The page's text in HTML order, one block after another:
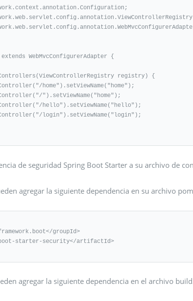
WebMvcConfigurerAdapter {
de seguridad Spring Boot Starter a su archivo de
agregar la siguiente dependencia en su archivo
agregar la siguiente dependencia en el archivo